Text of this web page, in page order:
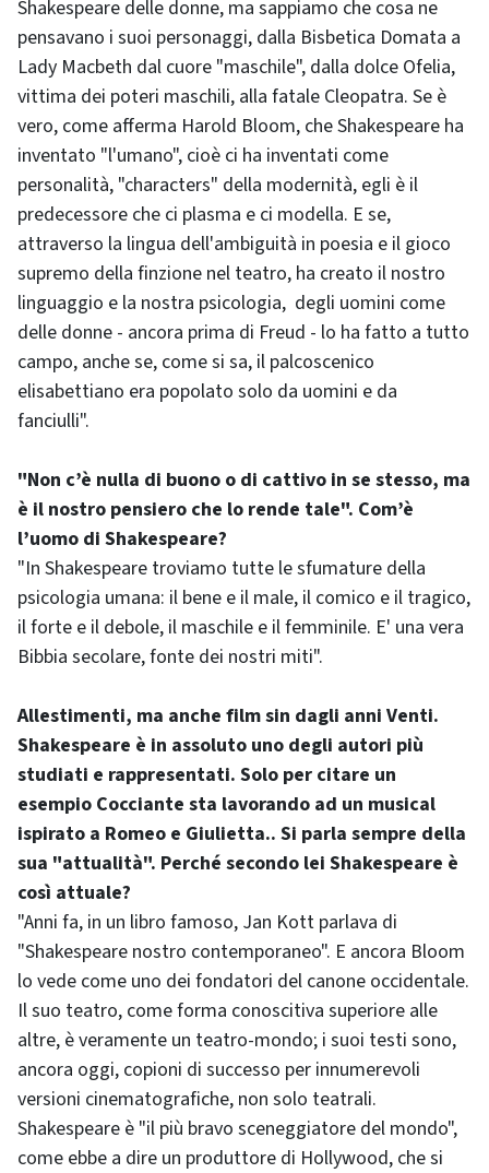
Shakespeare delle donne, ma sappiamo che cosa ne
pensavano i suoi personaggi, dalla Bisbetica Domata a
Lady Macbeth dal cuore "maschile", dalla dolce Ofelia,
vittima dei poteri maschili, alla fatale Cleopatra. Se è
vero, come afferma Harold Bloom, che Shakespeare ha
inventato "l'umano", cioè ci ha inventati come
personalità, "characters" della modernità, egli è il
predecessore che ci plasma e ci modella. E se,
attraverso la lingua dell'ambiguità in poesia e il gioco
supremo della finzione nel teatro, ha creato il nostro
linguaggio e la nostra psicologia, degli uomini come
delle donne - ancora prima di Freud - lo ha fatto a tutto
campo, anche se, come si sa, il palcoscenico
elisabettiano era popolato solo da uomini e da
fanciulli".
"Non c’è nulla di buono o di cattivo in se stesso, ma
è il nostro pensiero che lo rende tale". Com’è
l’uomo di Shakespeare?
"In Shakespeare troviamo tutte le sfumature della
psicologia umana: il bene e il male, il comico e il tragico,
il forte e il debole, il maschile e il femminile. E' una vera
Bibbia secolare, fonte dei nostri miti".
Allestimenti, ma anche film sin dagli anni Venti.
Shakespeare è in assoluto uno degli autori più
studiati e rappresentati. Solo per citare un
esempio Cocciante sta lavorando ad un musical
ispirato a Romeo e Giulietta.. Si parla sempre della
sua "attualità". Perché secondo lei Shakespeare è
così attuale?
"Anni fa, in un libro famoso, Jan Kott parlava di
"Shakespeare nostro contemporaneo". E ancora Bloom
lo vede come uno dei fondatori del canone occidentale.
Il suo teatro, come forma conoscitiva superiore alle
altre, è veramente un teatro-mondo; i suoi testi sono,
ancora oggi, copioni di successo per innumerevoli
versioni cinematografiche, non solo teatrali.
Shakespeare è "il più bravo sceneggiatore del mondo",
come ebbe a dire un produttore di Hollywood, che si